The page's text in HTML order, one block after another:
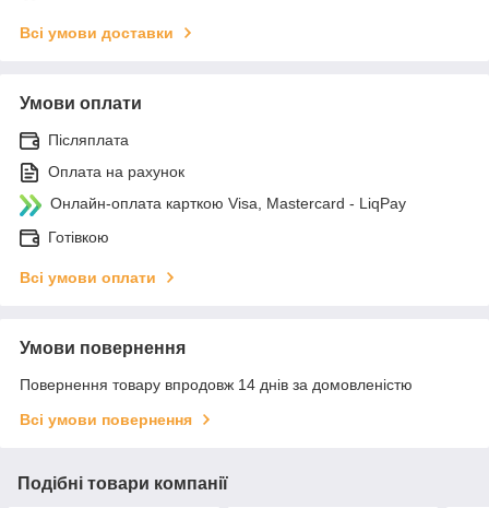
Всі умови доставки
Умови оплати
Післяплата
Оплата на рахунок
Онлайн-оплата карткою Visa, Mastercard - LiqPay
Готівкою
Всі умови оплати
Умови повернення
Повернення товару впродовж 14 днів за домовленістю
Всі умови повернення
Подібні товари компанії